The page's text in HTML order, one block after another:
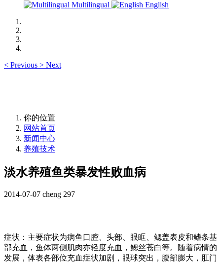
Multilingual
English
< Previous > Next
你的位置
网站首页
新闻中心
养殖技术
淡水养殖鱼类暴发性败血病
2014-07-07 cheng 297
症状：主要症状为病鱼口腔、头部、眼眶、鳃盖表皮和鳍条基
部充血，鱼体两侧肌肉亦轻度充血，鳃丝苍白等。随着病情的
发展，体表各部位充血症状加剧，眼球突出，腹部膨大，肛门